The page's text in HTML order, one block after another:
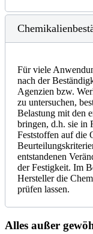
Für viele
nach der
Agenzien bzw.
zu untersuchen,
Belastung mit den
bringen, d.h. sie in
Feststoffen auf die
entstandenen
der Festigkeit. Im
Hersteller die
prüfen lassen.
Alles außer